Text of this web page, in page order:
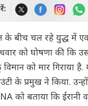
के बीच चल रहे युद्ध में
को घोषणा की कि
को मार गिराया है.
के प्रमुख ने किया.
को बताया कि ईरानी